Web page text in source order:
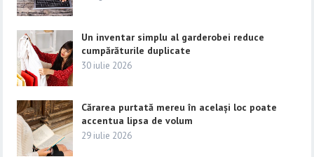
Un inventar simplu al garderobei reduce
cumpărăturile duplicate
30 iulie 2026
Cărarea purtată mereu în același loc poate
accentua lipsa de volum
29 iulie 2026